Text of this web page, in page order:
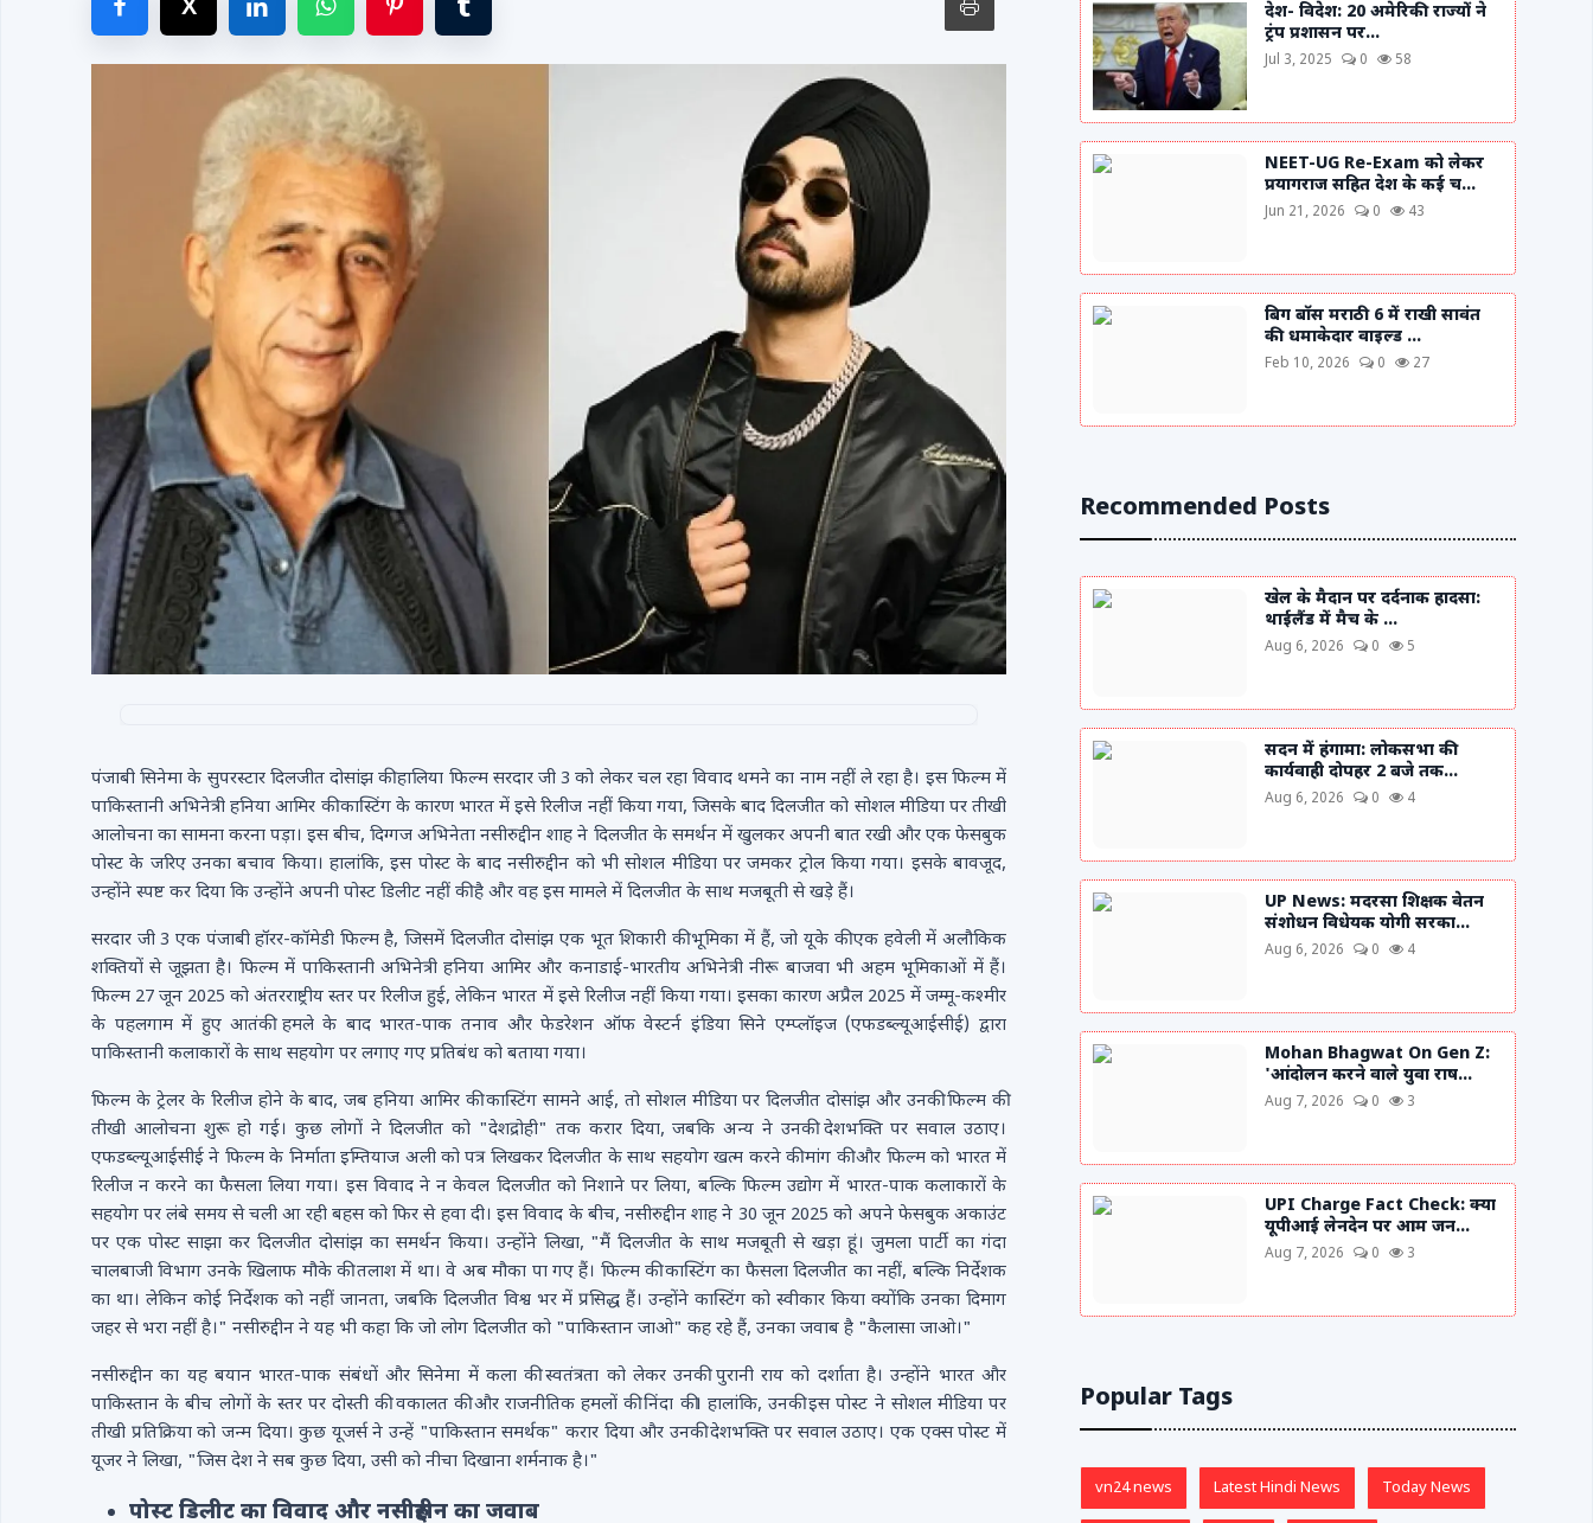
पंजाबी सिनेमा के सुपरस्टार दिलजीत दोसांझ की हालिया फिल्म सरदार जी 3 को लेकर चल रहा विवाद थमने का नाम नहीं ले रहा है। इस फिल्म में
पाकिस्तानी अभिनेत्री हनिया आमिर की कास्टिंग के कारण भारत में इसे रिलीज नहीं किया गया, जिसके बाद दिलजीत को सोशल मीडिया पर तीखी
आलोचना का सामना करना पड़ा। इस बीच, दिग्गज अभिनेता नसीरुद्दीन शाह ने दिलजीत के समर्थन में खुलकर अपनी बात रखी और एक फेसबुक
पोस्ट के जरिए उनका बचाव किया। हालांकि, इस पोस्ट के बाद नसीरुद्दीन को भी सोशल मीडिया पर जमकर ट्रोल किया गया। इसके बावजूद,
उन्होंने स्पष्ट कर दिया कि उन्होंने अपनी पोस्ट डिलीट नहीं की है और वह इस मामले में दिलजीत के साथ मजबूती से खड़े हैं।
सरदार जी 3 एक पंजाबी हॉरर-कॉमेडी फिल्म है, जिसमें दिलजीत दोसांझ एक भूत शिकारी की भूमिका में हैं, जो यूके की एक हवेली में अलौकिक
शक्तियों से जूझता है। फिल्म में पाकिस्तानी अभिनेत्री हनिया आमिर और कनाडाई-भारतीय अभिनेत्री नीरू बाजवा भी अहम भूमिकाओं में हैं।
फिल्म 27 जून 2025 को अंतरराष्ट्रीय स्तर पर रिलीज हुई, लेकिन भारत में इसे रिलीज नहीं किया गया। इसका कारण अप्रैल 2025 में जम्मू-कश्मीर
के पहलगाम में हुए आतंकी हमले के बाद भारत-पाक तनाव और फेडरेशन ऑफ वेस्टर्न इंडिया सिने एम्प्लॉइज (एफडब्ल्यूआईसीई) द्वारा
पाकिस्तानी कलाकारों के साथ सहयोग पर लगाए गए प्रतिबंध को बताया गया।
फिल्म के ट्रेलर के रिलीज होने के बाद, जब हनिया आमिर की कास्टिंग सामने आई, तो सोशल मीडिया पर दिलजीत दोसांझ और उनकी फिल्म की
तीखी आलोचना शुरू हो गई। कुछ लोगों ने दिलजीत को "देशद्रोही" तक करार दिया, जबकि अन्य ने उनकी देशभक्ति पर सवाल उठाए।
एफडब्ल्यूआईसीई ने फिल्म के निर्माता इम्तियाज अली को पत्र लिखकर दिलजीत के साथ सहयोग खत्म करने की मांग की और फिल्म को भारत में
रिलीज न करने का फैसला लिया गया। इस विवाद ने न केवल दिलजीत को निशाने पर लिया, बल्कि फिल्म उद्योग में भारत-पाक कलाकारों के
सहयोग पर लंबे समय से चली आ रही बहस को फिर से हवा दी। इस विवाद के बीच, नसीरुद्दीन शाह ने 30 जून 2025 को अपने फेसबुक अकाउंट
पर एक पोस्ट साझा कर दिलजीत दोसांझ का समर्थन किया। उन्होंने लिखा, "मैं दिलजीत के साथ मजबूती से खड़ा हूं। जुमला पार्टी का गंदा
चालबाजी विभाग उनके खिलाफ मौके की तलाश में था। वे अब मौका पा गए हैं। फिल्म की कास्टिंग का फैसला दिलजीत का नहीं, बल्कि निर्देशक
का था। लेकिन कोई निर्देशक को नहीं जानता, जबकि दिलजीत विश्व भर में प्रसिद्ध हैं। उन्होंने कास्टिंग को स्वीकार किया क्योंकि उनका दिमाग
जहर से भरा नहीं है।" नसीरुद्दीन ने यह भी कहा कि जो लोग दिलजीत को "पाकिस्तान जाओ" कह रहे हैं, उनका जवाब है "कैलासा जाओ।"
नसीरुद्दीन का यह बयान भारत-पाक संबंधों और सिनेमा में कला की स्वतंत्रता को लेकर उनकी पुरानी राय को दर्शाता है। उन्होंने भारत और
पाकिस्तान के बीच लोगों के स्तर पर दोस्ती की वकालत की और राजनीतिक हमलों की निंदा की। हालांकि, उनकी इस पोस्ट ने सोशल मीडिया पर
तीखी प्रतिक्रिया को जन्म दिया। कुछ यूजर्स ने उन्हें "पाकिस्तान समर्थक" करार दिया और उनकी देशभक्ति पर सवाल उठाए। एक एक्स पोस्ट में
यूजर ने लिखा, "जिस देश ने सब कुछ दिया, उसी को नीचा दिखाना शर्मनाक है।"
पोस्ट डिलीट का विवाद और नसीरुद्दीन का जवाब
देश- विदेश: 20 अमेरिकी राज्यों ने
ट्रंप प्रशासन पर...
Jul 3, 2025 0 58
NEET-UG Re-Exam को लेकर
प्रयागराज सहित देश के कई च...
Jun 21, 2026 0 43
बिग बॉस मराठी 6 में राखी सावंत
की धमाकेदार वाइल्ड ...
Feb 10, 2026 0 27
Recommended Posts
खेल के मैदान पर दर्दनाक हादसा:
थाईलैंड में मैच के ...
Aug 6, 2026 0 5
सदन में हंगामा: लोकसभा की
कार्यवाही दोपहर 2 बजे तक...
Aug 6, 2026 0 4
UP News: मदरसा शिक्षक वेतन
संशोधन विधेयक योगी सरका...
Aug 6, 2026 0 4
Mohan Bhagwat On Gen Z:
'आंदोलन करने वाले युवा राष...
Aug 7, 2026 0 3
UPI Charge Fact Check: क्या
यूपीआई लेनदेन पर आम जन...
Aug 7, 2026 0 3
Popular Tags
vn24 news Latest Hindi News Today News